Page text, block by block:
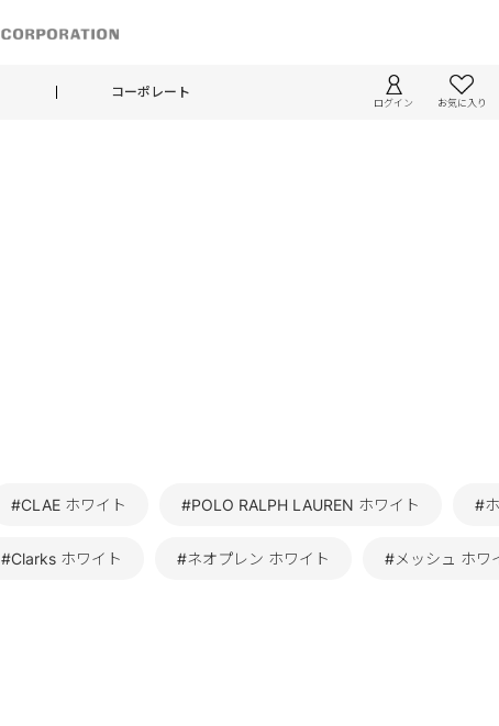
コーポレート
ログイン お気に入り
#CLAE ホワイト #POLO RALPH LAUREN ホワイト #
#Clarks ホワイト #ネオプレン ホワイト #メッシュ ホワ